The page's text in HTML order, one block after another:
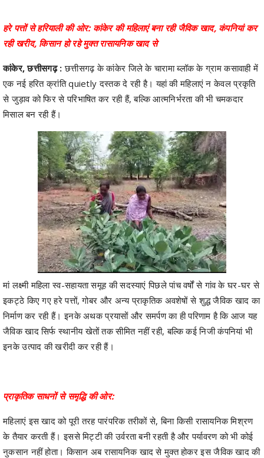
हरे पत्तों से हरियाली की ओर: कांकेर की महिलाएं बना रही जैविक खाद, कंपनियां कर
रही खरीद, किसान हो रहे मुक्त रासायनिक खाद से
कांकेर, छत्तीसगढ़ :छत्तीसगढ़ के कांकेर जिले के चारामा ब्लॉक के ग्राम कसावाही में
एक नई हरित क्रांति quietly दस्तक दे रही है। यहां की महिलाएं न केवल प्रकृति
से जुड़ाव को फिर से परिभाषित कर रही हैं, बल्कि आत्मनिर्भरता की भी चमकदार
मिसाल बन रही हैं।
मां लक्ष्मी महिला स्व-सहायता समूह की सदस्याएं पिछले पांच वर्षों से गांव के घर-घर से
इकट्ठे किए गए हरे पत्तों, गोबर और अन्य प्राकृतिक अवशेषों से शुद्ध जैविक खाद का
निर्माण कर रही हैं। इनके अथक प्रयासों और समर्पण का ही परिणाम है कि आज यह
जैविक खाद सिर्फ स्थानीय खेतों तक सीमित नहीं रही, बल्कि कई निजी कंपनियां भी
इनके उत्पाद की खरीदी कर रही हैं।
प्राकृतिक साधनों से समृद्धि की ओर:
महिलाएं इस खाद को पूरी तरह पारंपरिक तरीकों से, बिना किसी रासायनिक मिश्रण
के तैयार करती हैं। इससे मिट्टी की उर्वरता बनी रहती है और पर्यावरण को भी कोई
नुकसान नहीं होता। किसान अब रासायनिक खाद से मुक्त होकर इस जैविक खाद की